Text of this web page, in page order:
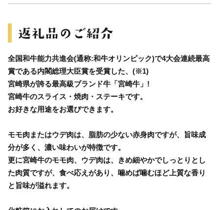
全国和牛能力共進会(通称:和牛オリンピック)で4大会連続最高
賞である内閣総理大臣賞を受賞した、(※1)
宮崎県が誇る最高級ブランド牛「宮崎牛」!
宮崎牛のスライス・焼肉・ステーキです。
お好きな用途をお選びできます。
モモ肉またはウデ肉は、脂肪の少ない赤身肉ですが、旨味成
分が多く、濃い味わいが特徴です。
更に宮崎牛のモモ肉、ウデ肉は、きめ細やかでしっとりとし
た肉質ですが、食べ応えがあり、噛めば噛むほど上質な香り
と旨味が溢れます。